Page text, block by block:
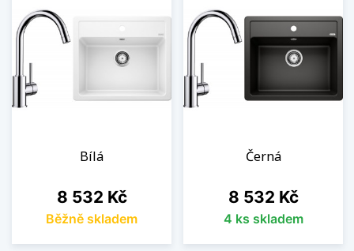
Bílá
Cena
8 532 Kč
Běžně skladem
Černá
Cena
8 532 Kč
4 ks skladem